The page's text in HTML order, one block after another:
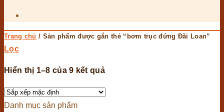
Trang chủ / Sản phẩm được gắn thẻ “bơm trục đứng Đài Loan”
Lọc
Hiển thị 1–8 của 9 kết quả
Danh mục sản phẩm